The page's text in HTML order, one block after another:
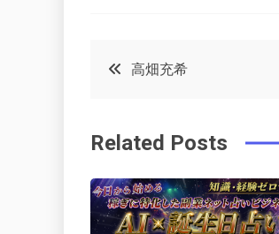
o
k
t
r
e
e
t
in
投
ナ
ビ
高畑充希
Related Posts